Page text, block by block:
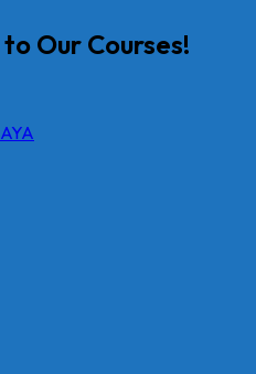
Our Courses!